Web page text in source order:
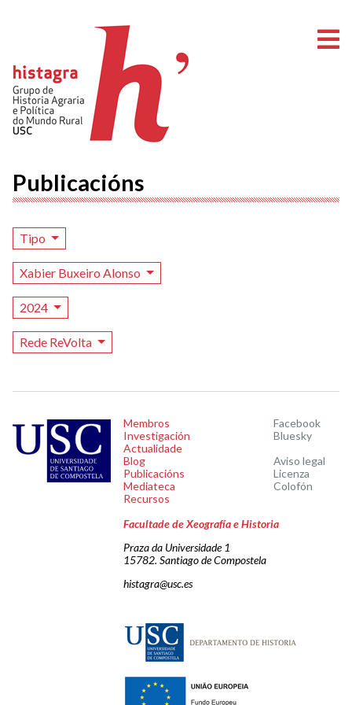
Publicacións
Tipo
Xabier Buxeiro Alonso
2024
Rede ReVolta
Membros
Investigación
Actualidade
Blog
Publicacións
Mediateca
Recursos
Facebook
Bluesky
Aviso legal
Licenza
Colofón
Facultade de Xeografía e Historia
Praza da Universidade 1
15782. Santiago de Compostela
histagra@usc.es